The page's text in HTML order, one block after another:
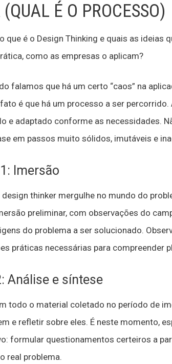
É O PROCESSO)
que é o Design Thinking e quais as ideias
como as empresas o aplicam?
falamos que há um certo “caos” na
é que há um processo a ser
e adaptado conforme as necessidades.
em passos muito sólidos, imutáveis e
Imersão
thinker mergulhe no mundo do
preliminar, com observações do
do problema a ser solucionado.
práticas necessárias para compreender
Análise e síntese
todo o material coletado no período de
e refletir sobre eles. É neste momento,
formular questionamentos certeiros a
real problema.